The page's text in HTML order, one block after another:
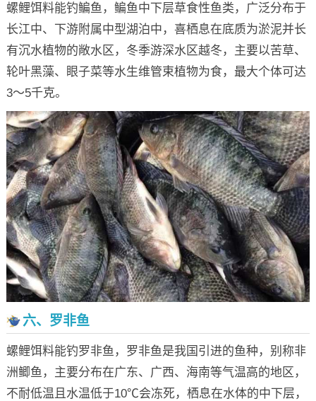
螺鲤饵料能钓鳊鱼，鳊鱼中下层草食性鱼类，广泛分布于
长江中、下游附属中型湖泊中，喜栖息在底质为淤泥并长
有沉水植物的敞水区，冬季游深水区越冬，主要以苦草、
轮叶黑藻、眼子菜等水生维管束植物为食，最大个体可达
3～5千克。
六、罗非鱼
螺鲤饵料能钓罗非鱼，罗非鱼是我国引进的鱼种，别称非
洲鲫鱼，主要分布在广东、广西、海南等气温高的地区，
不耐低温且水温低于10℃会冻死，栖息在水体的中下层，